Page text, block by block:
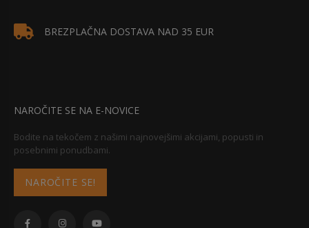
BREZPLAČNA DOSTAVA NAD 35 EUR
NAROČITE SE NA E-NOVICE
Bodite na tekočem z našimi najnovejšimi akcijami, popusti in
posebnimi ponudbami.
NAROČITE SE!